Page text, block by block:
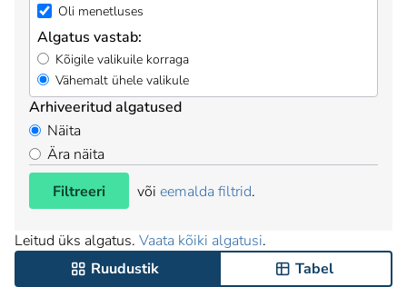
Oli menetluses
Algatus vastab:
Kõigile valikuile korraga
Vähemalt ühele valikule
Arhiveeritud algatused
Näita
Ära näita
Filtreeri
või eemalda filtrid.
Leitud üks algatus. Vaata kõiki algatusi.
Ruudustik
Tabel